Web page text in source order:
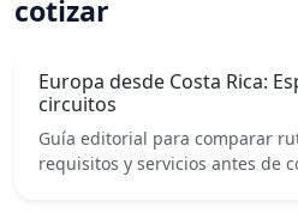
cotizar
Europa desde Costa Rica:
circuitos
Guía editorial para comparar
requisitos y servicios antes de